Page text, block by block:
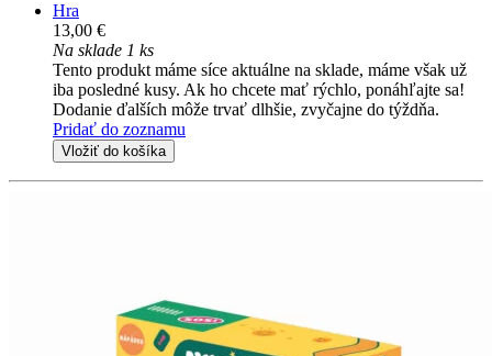
Hra
13,00 €
Na sklade 1 ks
Tento produkt máme síce aktuálne na sklade, máme však už
iba posledné kusy. Ak ho chcete mať rýchlo, ponáhľajte sa!
Dodanie ďalších môže trvať dlhšie, zvyčajne do týždňa.
Pridať do zoznamu
Vložiť do košíka